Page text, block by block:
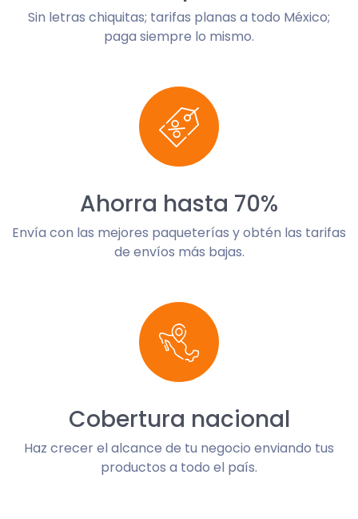
Sin letras chiquitas; tarifas planas a todo México;
paga siempre lo mismo.
Ahorra hasta 70%
Envía con las mejores paqueterías y obtén las tarifas
de envíos más bajas.
Cobertura nacional
Haz crecer el alcance de tu negocio enviando tus
productos a todo el país.